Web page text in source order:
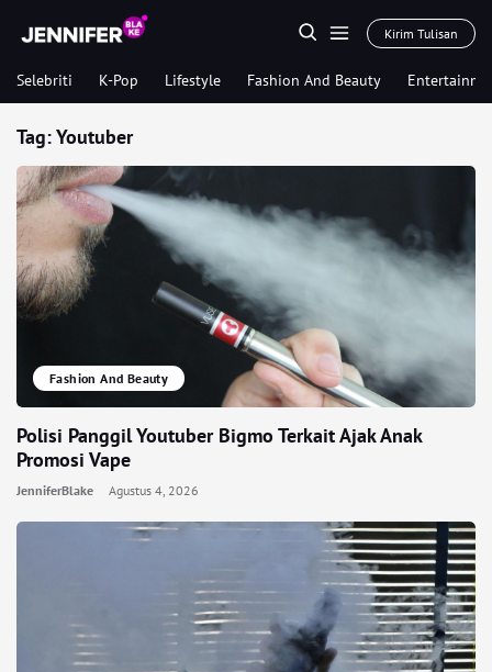
Kirim Tulisan
Selebriti K-Pop Lifestyle Fashion And Beauty
Tag:Youtuber
Fashion And Beauty
Polisi Panggil Youtuber Bigmo Terkait Ajak Anak
Promosi Vape
JenniferBlake Agustus 4, 2026